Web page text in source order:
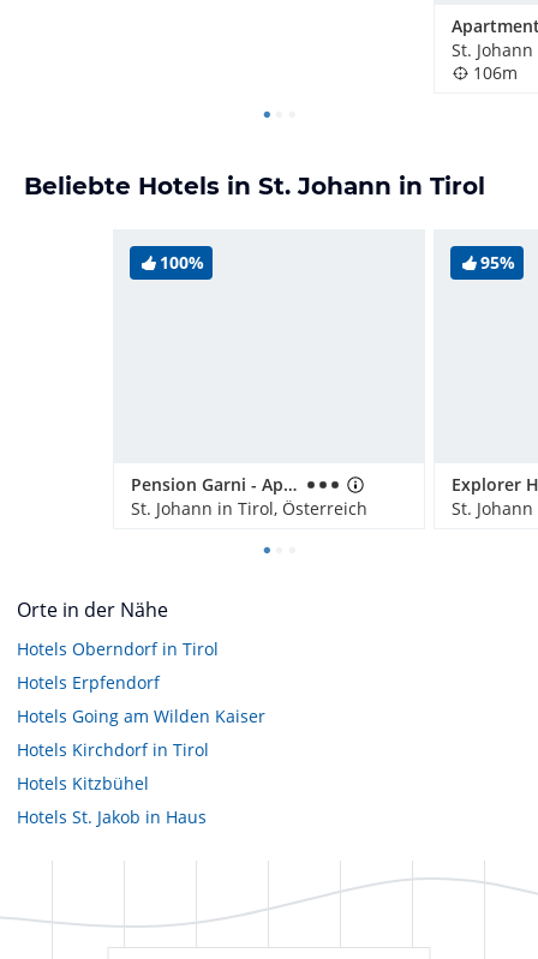
St.
106m
Beliebte Hotels in St. Johann in Tirol
100%
Pension Garni - Appartement Ortner
St. Johann in Tirol, Österreich
95%
St.
Orte in der Nähe
Hotels Oberndorf in Tirol
Hotels Erpfendorf
Hotels Going am Wilden Kaiser
Hotels Kirchdorf in Tirol
Hotels Kitzbühel
Hotels St. Jakob in Haus